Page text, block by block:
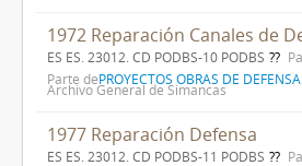
1972 Reparación Canales de
ES ES. 23012. CD PODBS-10 PODBS
Parte dePROYECTOS OBRAS DE
Archivo General de Simancas
1977 Reparación Defensa
ES ES. 23012. CD PODBS-11 PODBS